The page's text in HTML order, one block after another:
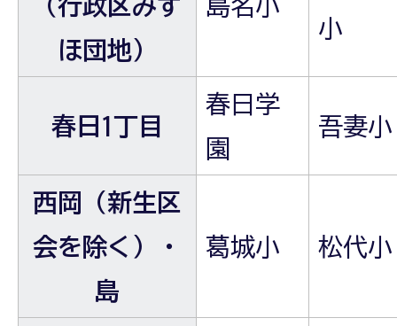
（行政区みず
ほ団地）
島名小
小
春日1丁目
春日学
園
吾妻小
西岡（新生区
会を除く）・
島
葛城小 松代小